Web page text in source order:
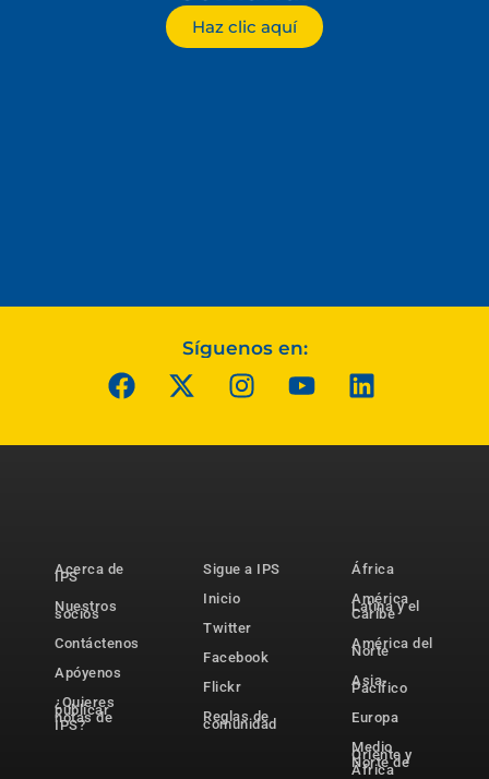
Haz clic aquí
Síguenos en:
Acerca de
IPS
Nuestros
socios
Contáctenos
Apóyenos
¿Quieres
publicar
notas de
IPS?
Sigue a IPS
Inicio
Twitter
Facebook
Flickr
Reglas de
comunidad
África
América
Latina y el
Caribe
América del
Norte
Asia-
Pacífico
Europa
Medio
Oriente y
Norte de
África